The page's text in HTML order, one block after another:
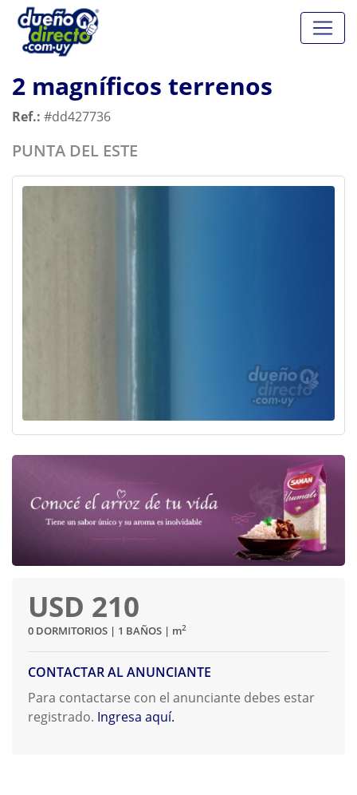
2 magníficos terrenos
Ref.: #dd427736
PUNTA DEL ESTE
USD 210
0 DORMITORIOS | 1 BAÑOS | m2
CONTACTAR AL ANUNCIANTE
Para contactarse con el anunciante debes estar
registrado. Ingresa aquí.